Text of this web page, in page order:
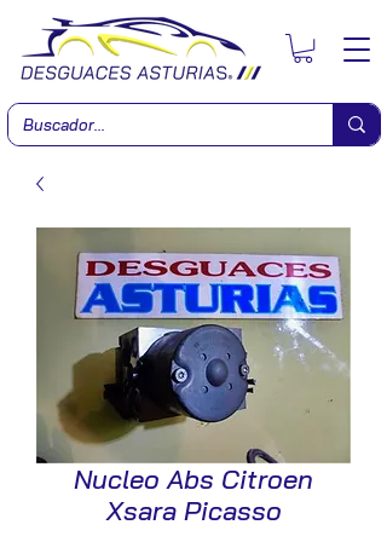
Nucleo Abs Citroen
Xsara Picasso